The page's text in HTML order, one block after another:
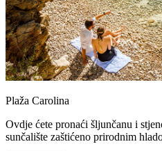
Plaža Carolina
Ovdje ćete pronaći šljunčanu i
sunčalište zaštićeno prirodnim